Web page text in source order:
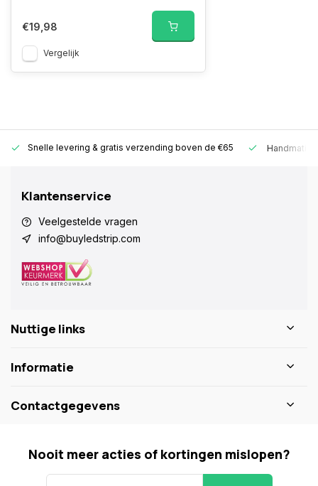
€19,98
Vergelijk
Snelle levering & gratis verzending boven de €65
Klantenservice
Veelgestelde vragen
info@buyledstrip.com
Nuttige links
Informatie
Contactgegevens
Nooit meer acties of kortingen mislopen?